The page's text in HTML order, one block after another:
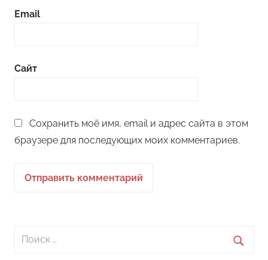
Email
Сайт
Сохранить моё имя, email и адрес сайта в этом
браузере для последующих моих комментариев.
Поиск